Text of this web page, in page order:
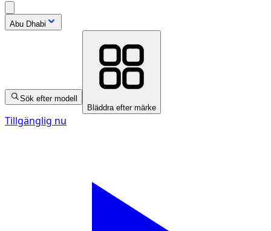
Abu Dhabi
Sök efter modell
Bläddra efter märke
Tillgänglig nu